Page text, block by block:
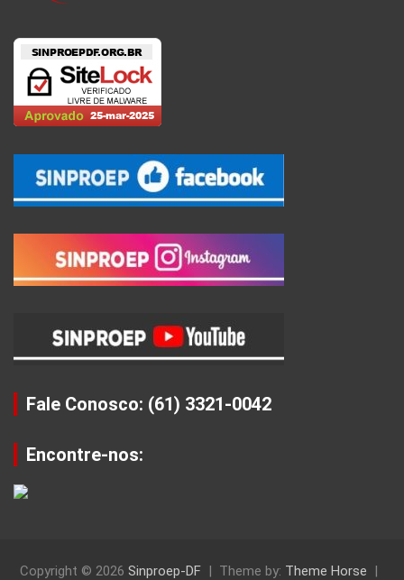
Fale Conosco: (61) 3321-0042
Encontre-nos:
Copyright © 2026 Sinproep-DF Theme by: Theme Horse